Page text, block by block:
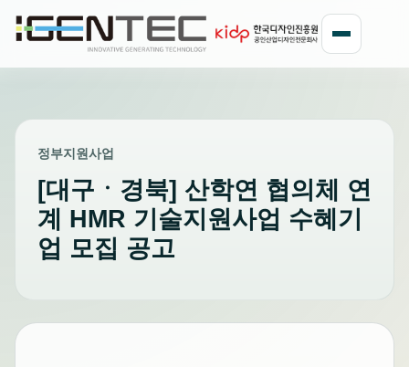
정부지원사업
[대구ㆍ경북] 산학연 협의체 연
계 HMR 기술지원사업 수혜기
업 모집 공고